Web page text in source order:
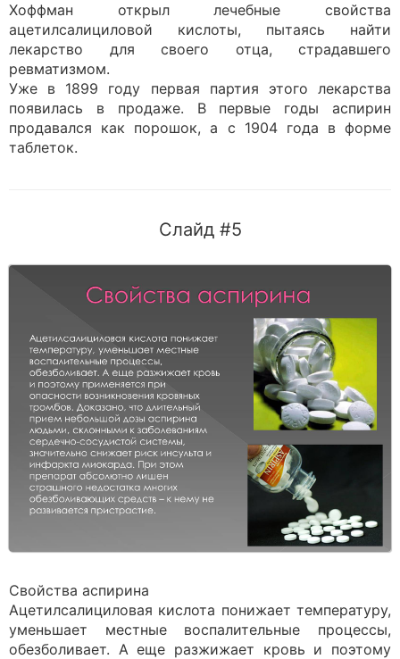
Хоффман открыл лечебные свойства
ацетилсалициловой кислоты, пытаясь найти
лекарство для своего отца, страдавшего
ревматизмом.
Уже в 1899 году первая партия этого лекарства
появилась в продаже. В первые годы аспирин
продавался как порошок, а с 1904 года в форме
таблеток.
Слайд #5
Свойства аспирина
Ацетилсалициловая кислота понижает температуру,
уменьшает местные воспалительные процессы,
обезболивает. А еще разжижает кровь и поэтому